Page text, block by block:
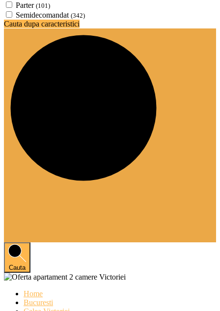
Parter (101)
Semidecomandat (342)
Cauta dupa caracteristici
Cauta
Home
Bucuresti